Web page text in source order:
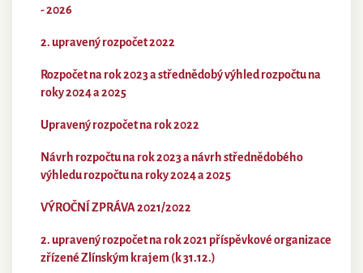
- 2026
2. upravený rozpočet 2022
Rozpočet na rok 2023 a střednědobý výhled rozpočtu na
roky 2024 a 2025
Upravený rozpočet na rok 2022
Návrh rozpočtu na rok 2023 a návrh střednědobého
výhledu rozpočtu na roky 2024 a 2025
VÝROČNÍ ZPRÁVA 2021/2022
2. upravený rozpočet na rok 2021 příspěvkové organizace
zřízené Zlínským krajem (k 31.12.)